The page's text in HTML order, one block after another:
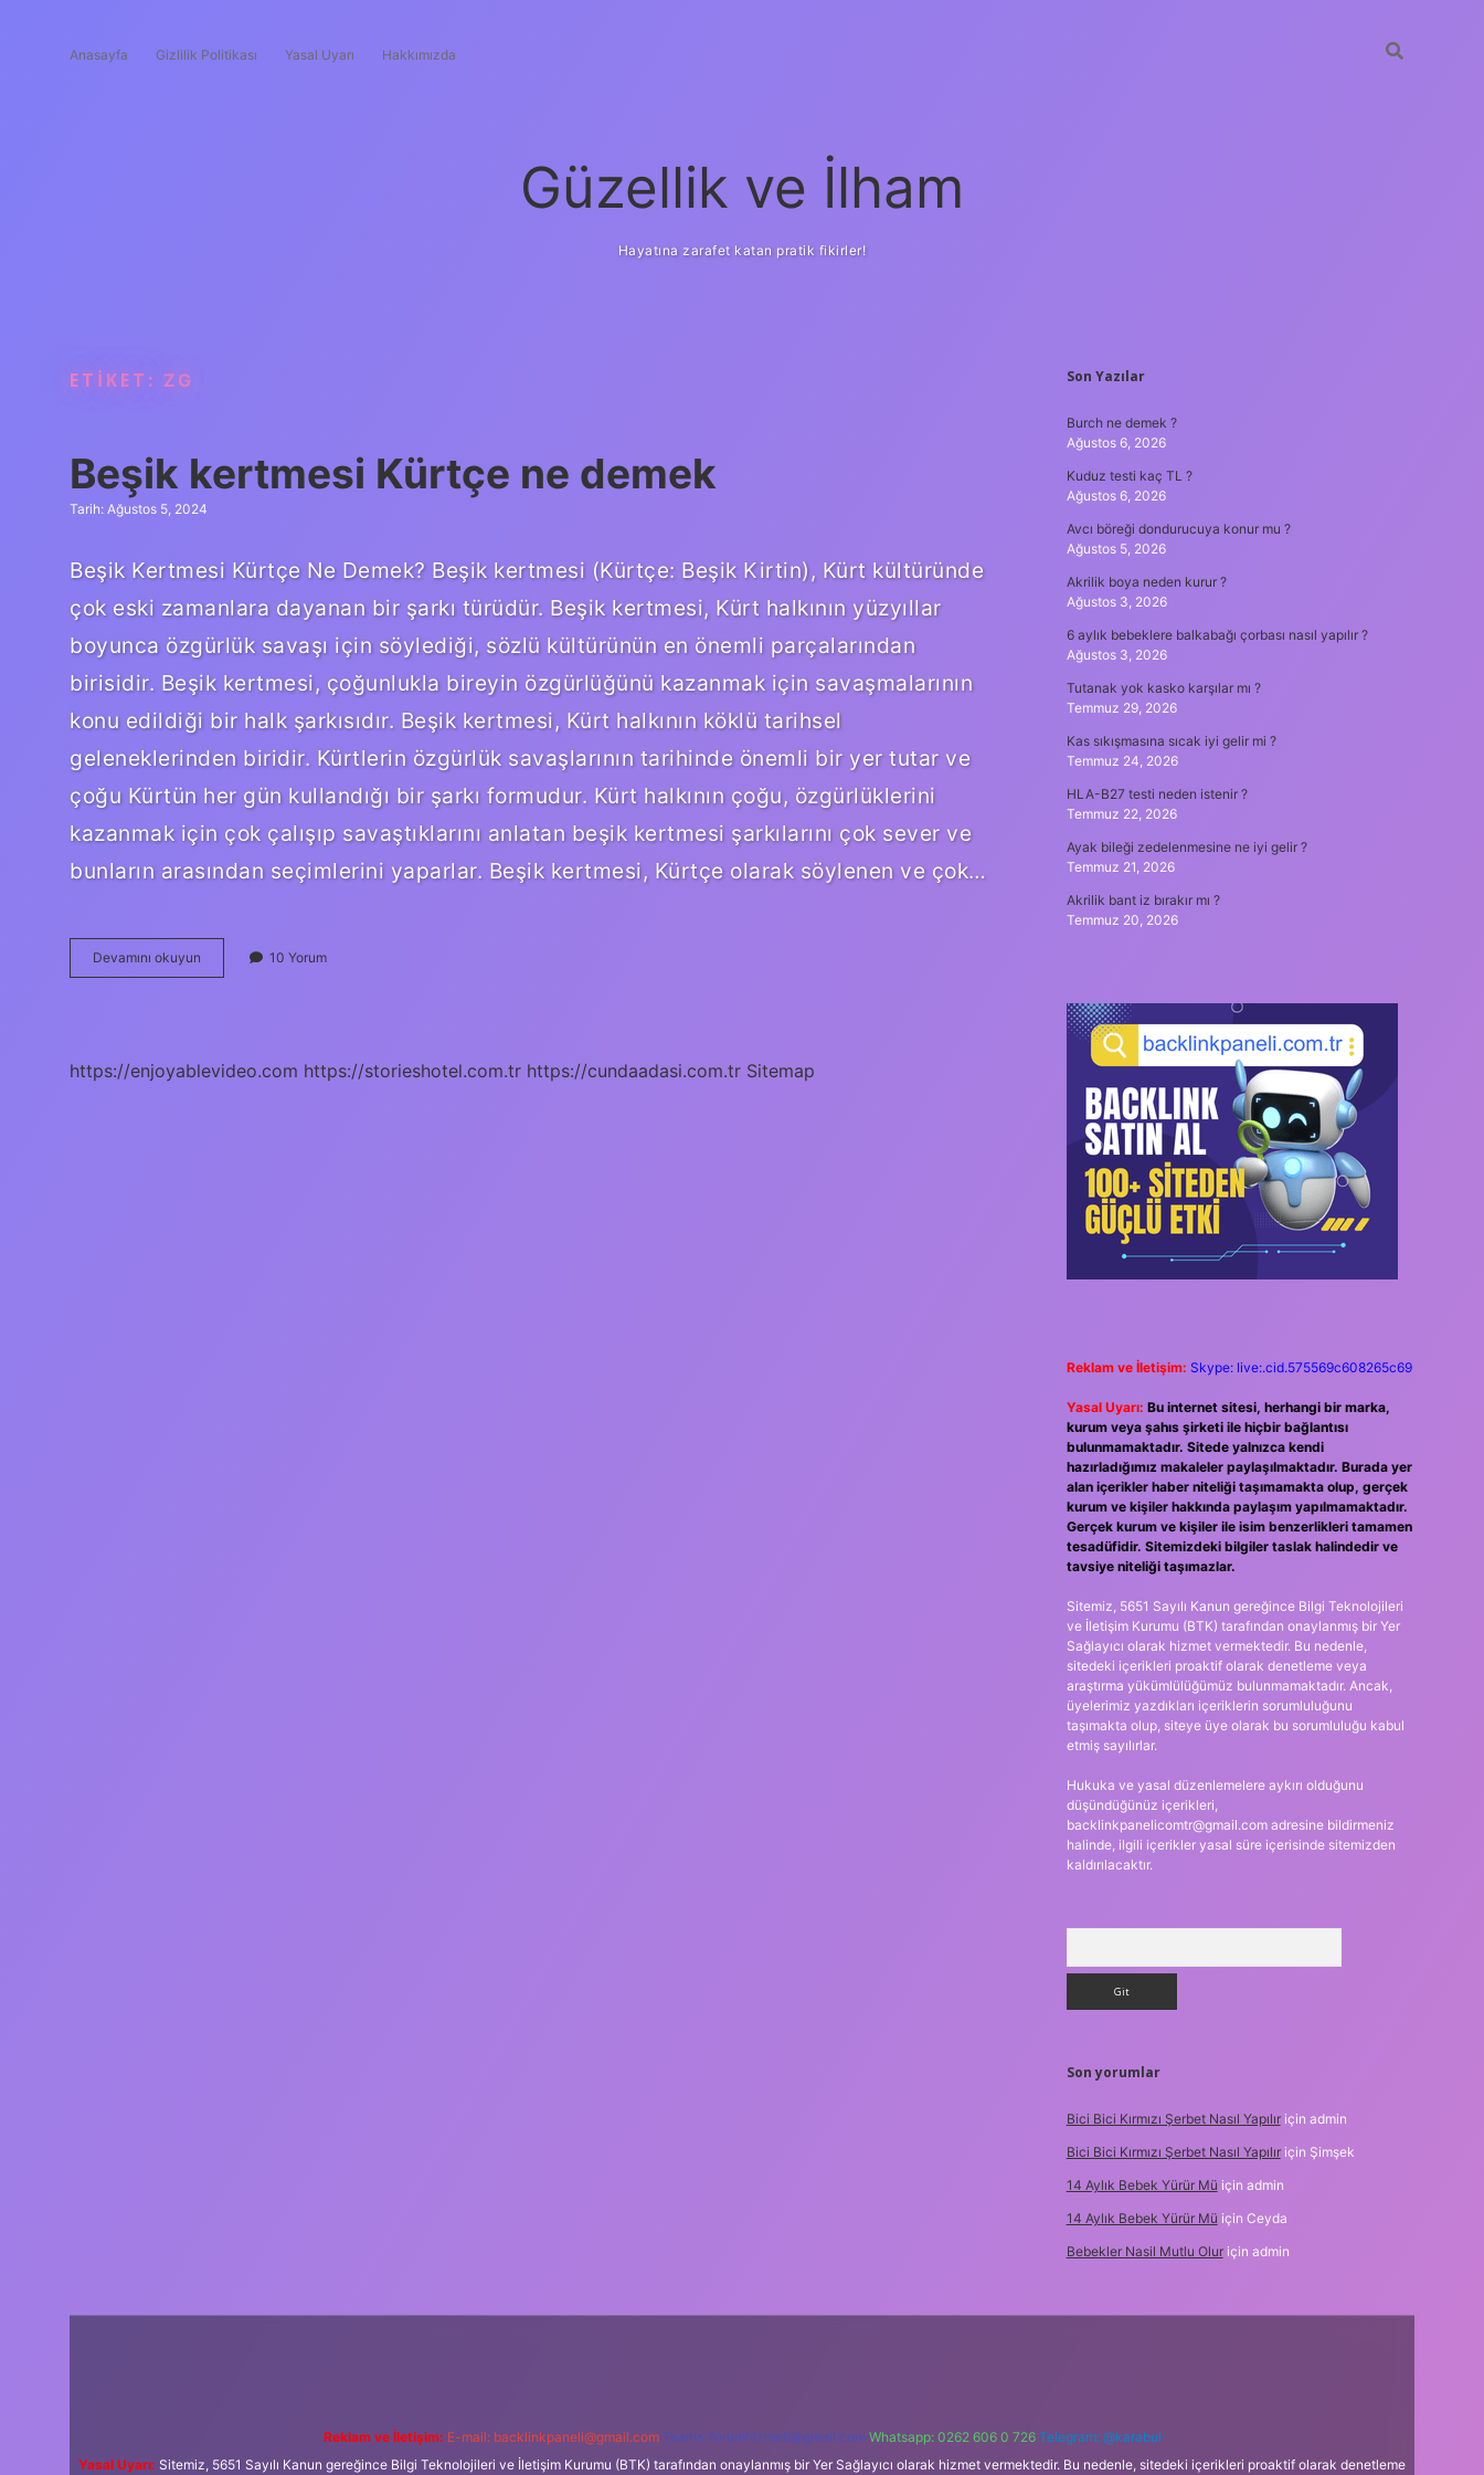
Anasayfa Gizlilik Politikası Yasal Uyarı Hakkımızda
Güzellik ve İlham
Hayatına zarafet katan pratik fikirler!
ETIKET: ZG
Beşik kertmesi Kürtçe ne demek
Tarih: Ağustos 5, 2024
Beşik Kertmesi Kürtçe Ne Demek? Beşik kertmesi (Kürtçe: Beşik Kirtin), Kürt kültüründe
çok eski zamanlara dayanan bir şarkı türüdür. Beşik kertmesi, Kürt halkının yüzyıllar
boyunca özgürlük savaşı için söylediği, sözlü kültürünün en önemli parçalarından
birisidir. Beşik kertmesi, çoğunlukla bireyin özgürlüğünü kazanmak için savaşmalarının
konu edildiği bir halk şarkısıdır. Beşik kertmesi, Kürt halkının köklü tarihsel
geleneklerinden biridir. Kürtlerin özgürlük savaşlarının tarihinde önemli bir yer tutar ve
çoğu Kürtün her gün kullandığı bir şarkı formudur. Kürt halkının çoğu, özgürlüklerini
kazanmak için çok çalışıp savaştıklarını anlatan beşik kertmesi şarkılarını çok sever ve
bunların arasından seçimlerini yaparlar. Beşik kertmesi, Kürtçe olarak söylenen ve çok…
Devamını okuyun
kertmesi
10 Yorum
https://enjoyablevideo.com https://storieshotel.com.tr https://cundaadasi.com.tr Sitemap
SIDEBAR
Son Yazılar
Burch ne demek ?
Ağustos 6, 2026
Kuduz testi kaç TL ?
Ağustos 6, 2026
Avcı böreği dondurucuya konur mu ?
Ağustos 5, 2026
Akrilik boya neden kurur ?
Ağustos 3, 2026
6 aylık bebeklere balkabağı çorbası nasıl yapılır ?
Ağustos 3, 2026
Tutanak yok kasko karşılar mı ?
Temmuz 29, 2026
Kas sıkışmasına sıcak iyi gelir mi ?
Temmuz 24, 2026
HLA-B27 testi neden istenir ?
Temmuz 22, 2026
Ayak bileği zedelenmesine ne iyi gelir ?
Temmuz 21, 2026
Akrilik bant iz bırakır mı ?
Temmuz 20, 2026
Reklam ve İletişim: Skype: live:.cid.575569c608265c69
Yasal Uyarı: Bu internet sitesi, herhangi bir marka,
kurum veya şahıs şirketi ile hiçbir bağlantısı
bulunmamaktadır. Sitede yalnızca kendi
hazırladığımız makaleler paylaşılmaktadır. Burada yer
alan içerikler haber niteliği taşımamakta olup, gerçek
kurum ve kişiler hakkında paylaşım yapılmamaktadır.
Gerçek kurum ve kişiler ile isim benzerlikleri tamamen
tesadüfidir. Sitemizdeki bilgiler taslak halindedir ve
tavsiye niteliği taşımazlar.
Sitemiz, 5651 Sayılı Kanun gereğince Bilgi Teknolojileri
ve İletişim Kurumu (BTK) tarafından onaylanmış bir Yer
Sağlayıcı olarak hizmet vermektedir. Bu nedenle,
sitedeki içerikleri proaktif olarak denetleme veya
araştırma yükümlülüğümüz bulunmamaktadır. Ancak,
üyelerimiz yazdıkları içeriklerin sorumluluğunu
taşımakta olup, siteye üye olarak bu sorumluluğu kabul
etmiş sayılırlar.
Hukuka ve yasal düzenlemelere aykırı olduğunu
düşündüğünüz içerikleri,
backlinkpanelicomtr@gmail.comadresine bildirmeniz
halinde, ilgili içerikler yasal süre içerisinde sitemizden
kaldırılacaktır.
Son yorumlar
Bici Bici Kırmızı Şerbet Nasıl Yapılıriçin admin
Bici Bici Kırmızı Şerbet Nasıl Yapılıriçin Şimşek
14 Aylık Bebek Yürür Mü için admin
14 Aylık Bebek Yürür Mü için Ceyda
Bebekler Nasil Mutlu Oluriçin admin
güvenilir bahis siteleriilbet giriş adresi
Reklam ve İletişim: E-mail: backlinkpaneli@gmail.com Teams: forumhizmeti@gmail.com Whatsapp: 0262 606 0 726 Telegram: @karabul
Yasal Uyarı: Sitemiz, 5651 Sayılı Kanun gereğince Bilgi Teknolojileri ve İletişim Kurumu (BTK) tarafından onaylanmış bir Yer Sağlayıcı olarak hizmet vermektedir. Bu nedenle, sitedeki içerikleri proaktif olarak denetleme